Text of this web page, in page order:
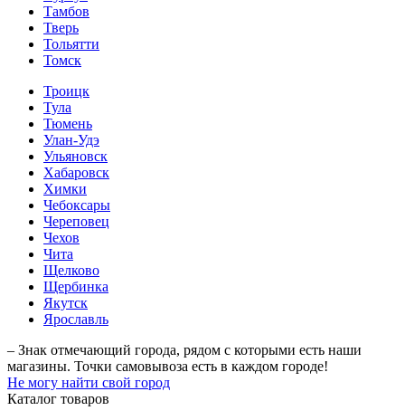
Тамбов
Тверь
Тольятти
Томск
Троицк
Тула
Тюмень
Улан-Удэ
Ульяновск
Хабаровск
Химки
Чебоксары
Череповец
Чехов
Чита
Щелково
Щербинка
Якутск
Ярославль
– Знак отмечающий города, рядом с которыми есть наши
магазины. Точки самовывоза есть в каждом городе!
Не могу найти свой город
Каталог товаров